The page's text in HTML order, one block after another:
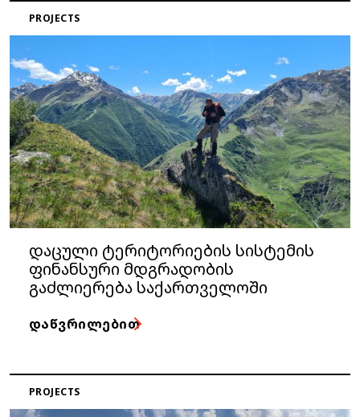
PROJECTS
დაცული ტერიტორიების სისტემის
ფინანსური მდგრადობის
გაძლიერება საქართველოში
ᲓᲐᲬᲕᲠᲘᲚᲔᲑᲘᲗ
PROJECTS